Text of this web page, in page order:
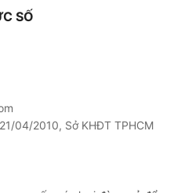
SỐ
04/2010, Sở KHĐT TPHCM